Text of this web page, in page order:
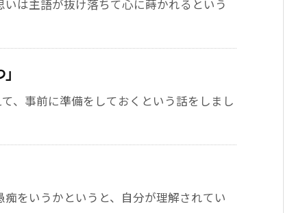
は主語が抜け落ちて心に蒔かれるという
、事前に準備をしておくという話をしまし
をいうかというと、自分が理解されてい